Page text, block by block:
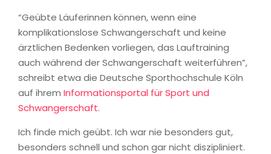
“Geübte Läuferinnen können, wenn eine
komplikationslose Schwangerschaft und keine
ärztlichen Bedenken vorliegen, das Lauftraining
auch während der Schwangerschaft weiterführen”,
schreibt etwa die Deutsche Sporthochschule Köln
auf ihrem Informationsportal für Sport und
Schwangerschaft.
Ich finde mich geübt. Ich war nie besonders gut,
besonders schnell und schon gar nicht diszipliniert.